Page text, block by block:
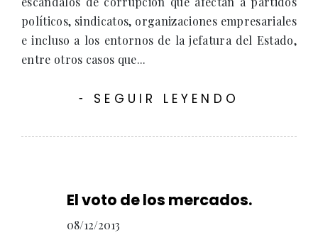
políticos, sindicatos, organizaciones empresariales
e incluso a los entornos de la jefatura del Estado,
entre otros casos que...
- SEGUIR LEYENDO
El voto de los mercados.
08/12/2013